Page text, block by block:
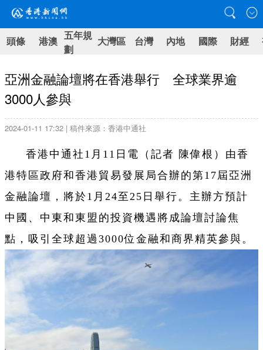
頭條 港澳 五年規
劃
大灣區 台灣 內地 國際 財經
亞洲金融論壇將在香港舉行 全球業界逾
3000人參與
2024-01-11 17:32 | 稿件來源：香港中通社
香港中通社1月11日電（記者 陳偉根）由香
港特區政府和香港貿易發展局合辦的第17屆亞洲
金融論壇，將於1月24至25日舉行。主辦方預計
中國、中東和東盟的投資機遇將成論壇討論焦
點，吸引全球超過3000位金融和商界精英參與。